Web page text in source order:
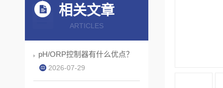
相关文章
ARTICLES
pH/ORP控制器有什么优点？
2026-07-29